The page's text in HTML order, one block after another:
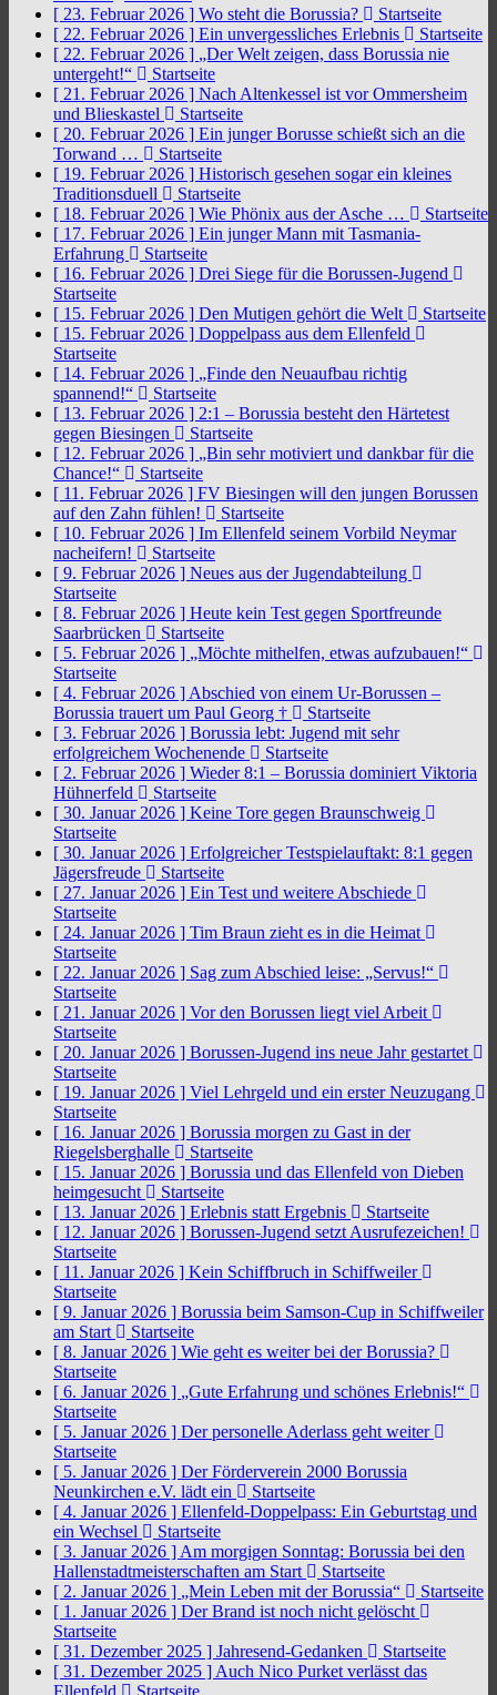
[ 23. Februar 2026 ] Wo steht die Borussia?
Startseite
[ 22. Februar 2026 ] Ein unvergessliches Erlebnis
Startseite
[ 22. Februar 2026 ] „Der Welt zeigen, dass Borussia nie
untergeht!“
Startseite
[ 21. Februar 2026 ] Nach Altenkessel ist vor Ommersheim
und Blieskastel
Startseite
[ 20. Februar 2026 ] Ein junger Borusse schießt sich an die
Torwand …
Startseite
[ 19. Februar 2026 ] Historisch gesehen sogar ein kleines
Traditionsduell
Startseite
[ 18. Februar 2026 ] Wie Phönix aus der Asche …
Startseite
[ 17. Februar 2026 ] Ein junger Mann mit Tasmania-
Erfahrung
Startseite
[ 16. Februar 2026 ] Drei Siege für die Borussen-Jugend
Startseite
[ 15. Februar 2026 ] Den Mutigen gehört die Welt
Startseite
[ 15. Februar 2026 ] Doppelpass aus dem Ellenfeld
Startseite
[ 14. Februar 2026 ] „Finde den Neuaufbau richtig
spannend!“
Startseite
[ 13. Februar 2026 ] 2:1 – Borussia besteht den Härtetest
gegen Biesingen
Startseite
[ 12. Februar 2026 ] „Bin sehr motiviert und dankbar für die
Chance!“
Startseite
[ 11. Februar 2026 ] FV Biesingen will den jungen Borussen
auf den Zahn fühlen!
Startseite
[ 10. Februar 2026 ] Im Ellenfeld seinem Vorbild Neymar
nacheifern!
Startseite
[ 9. Februar 2026 ] Neues aus der Jugendabteilung
Startseite
[ 8. Februar 2026 ] Heute kein Test gegen Sportfreunde
Saarbrücken
Startseite
[ 5. Februar 2026 ] „Möchte mithelfen, etwas aufzubauen!“
Startseite
[ 4. Februar 2026 ] Abschied von einem Ur-Borussen –
Borussia trauert um Paul Georg †
Startseite
[ 3. Februar 2026 ] Borussia lebt: Jugend mit sehr
erfolgreichem Wochenende
Startseite
[ 2. Februar 2026 ] Wieder 8:1 – Borussia dominiert Viktoria
Hühnerfeld
Startseite
[ 30. Januar 2026 ] Keine Tore gegen Braunschweig
Startseite
[ 30. Januar 2026 ] Erfolgreicher Testspielauftakt: 8:1 gegen
Jägersfreude
Startseite
[ 27. Januar 2026 ] Ein Test und weitere Abschiede
Startseite
[ 24. Januar 2026 ] Tim Braun zieht es in die Heimat
Startseite
[ 22. Januar 2026 ] Sag zum Abschied leise: „Servus!“
Startseite
[ 21. Januar 2026 ] Vor den Borussen liegt viel Arbeit
Startseite
[ 20. Januar 2026 ] Borussen-Jugend ins neue Jahr gestartet
Startseite
[ 19. Januar 2026 ] Viel Lehrgeld und ein erster Neuzugang
Startseite
[ 16. Januar 2026 ] Borussia morgen zu Gast in der
Riegelsberghalle
Startseite
[ 15. Januar 2026 ] Borussia und das Ellenfeld von Dieben
heimgesucht
Startseite
[ 13. Januar 2026 ] Erlebnis statt Ergebnis
Startseite
[ 12. Januar 2026 ] Borussen-Jugend setzt Ausrufezeichen!
Startseite
[ 11. Januar 2026 ] Kein Schiffbruch in Schiffweiler
Startseite
[ 9. Januar 2026 ] Borussia beim Samson-Cup in Schiffweiler
am Start
Startseite
[ 8. Januar 2026 ] Wie geht es weiter bei der Borussia?
Startseite
[ 6. Januar 2026 ] „Gute Erfahrung und schönes Erlebnis!“
Startseite
[ 5. Januar 2026 ] Der personelle Aderlass geht weiter
Startseite
[ 5. Januar 2026 ] Der Förderverein 2000 Borussia
Neunkirchen e.V. lädt ein
Startseite
[ 4. Januar 2026 ] Ellenfeld-Doppelpass: Ein Geburtstag und
ein Wechsel
Startseite
[ 3. Januar 2026 ] Am morgigen Sonntag: Borussia bei den
Hallenstadtmeisterschaften am Start
Startseite
[ 2. Januar 2026 ] „Mein Leben mit der Borussia“
Startseite
[ 1. Januar 2026 ] Der Brand ist noch nicht gelöscht
Startseite
[ 31. Dezember 2025 ] Jahresend-Gedanken
Startseite
[ 31. Dezember 2025 ] Auch Nico Purket verlässt das
Ellenfeld
Startseite